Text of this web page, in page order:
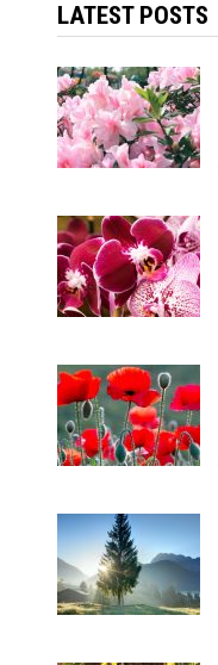
LATEST POSTS